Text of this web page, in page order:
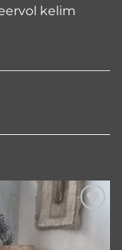
kelim
Toevoegen
aan